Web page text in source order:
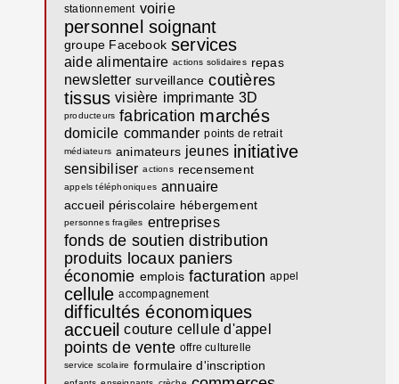
stationnement voirie
personnel soignant
groupe Facebook services
aide alimentaire actions solidaires repas
newsletter surveillance coutières
tissus visière imprimante 3D
producteurs fabrication marchés
domicile commander points de retrait
médiateurs animateurs jeunes initiative
sensibiliser actions recensement
appels téléphoniques annuaire
accueil périscolaire hébergement
personnes fragiles entreprises
fonds de soutien distribution
produits locaux paniers
économie emplois facturation appel
cellule accompagnement
difficultés économiques
accueil
couture cellule d'appel
points de vente offre culturelle
service scolaire formulaire d'inscription